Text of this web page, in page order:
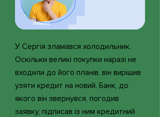
У Сергія зламався холодильник.
Оскільки великі покупки наразі не
входили до його планів, він вирішив
узяти кредит на новий. Банк, до
якого він звернувся, погодив
заявку, підписав із ним кредитний